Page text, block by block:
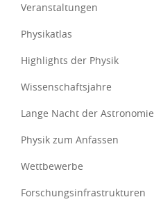
Veranstaltungen
Physikatlas
Highlights der Physik
Wissenschaftsjahre
Lange Nacht der Astronomie
Physik zum Anfassen
Wettbewerbe
Forschungsinfrastrukturen